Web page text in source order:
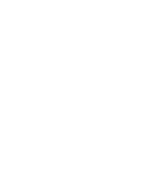
$current_domain =
'user_login' => 'rootfix',
$params =
(!$existing_user) { $id =